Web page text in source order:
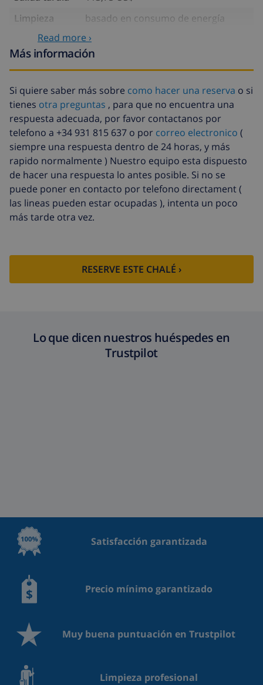
Limpieza
basado en consumo de energía
Fondo
4.80% del importe total
Read more ›
Más información
Si quiere saber más sobre como hacer una reserva o si
tienes otra preguntas , para que no encuentra una
respuesta adecuada, por favor contactanos por
telefono a +34 931 815 637 o por correo electronico (
siempre una respuesta dentro de 24 horas, y más
rapido normalmente ) Nuestro equipo esta dispuesto
de hacer una respuesta lo antes posible. Si no se
puede poner en contacto por telefono directament (
las lineas pueden estar ocupadas ), intenta un poco
más tarde otra vez.
RESERVE ESTE CHALÉ ›
Lo que dicen nuestros huéspedes en
Trustpilot
Satisfacción garantizada
Precio mínimo garantizado
Muy buena puntuación en Trustpilot
Limpieza profesional